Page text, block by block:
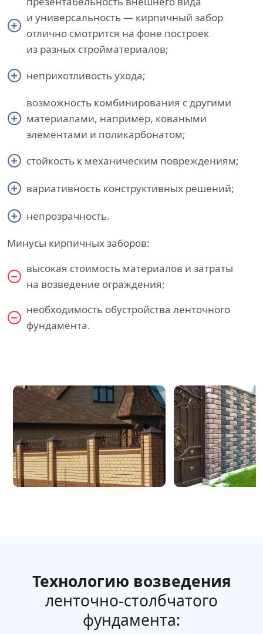
и универсальность — кирпичный забор
отлично смотрится на фоне построек
из разных стройматериалов;
неприхотливость ухода;
возможность комбинирования с другими
материалами, например, коваными
элементами и поликарбонатом;
стойкость к механическим повреждениям;
вариативность конструктивных решений;
непрозрачность.
Минусы кирпичных заборов:
высокая стоимость материалов и затраты
на возведение ограждения;
необходимость обустройства ленточного
фундамента.
Технологию возведения
ленточно-столбчатого
фундамента: